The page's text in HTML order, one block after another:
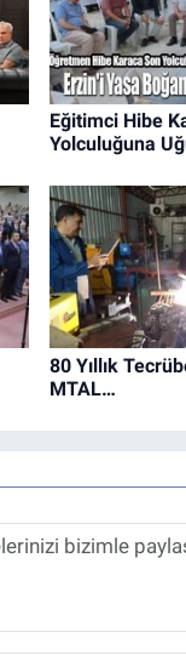
Eğitimci Hibe
Yolculuğuna
80 Yıllık
MTAL…